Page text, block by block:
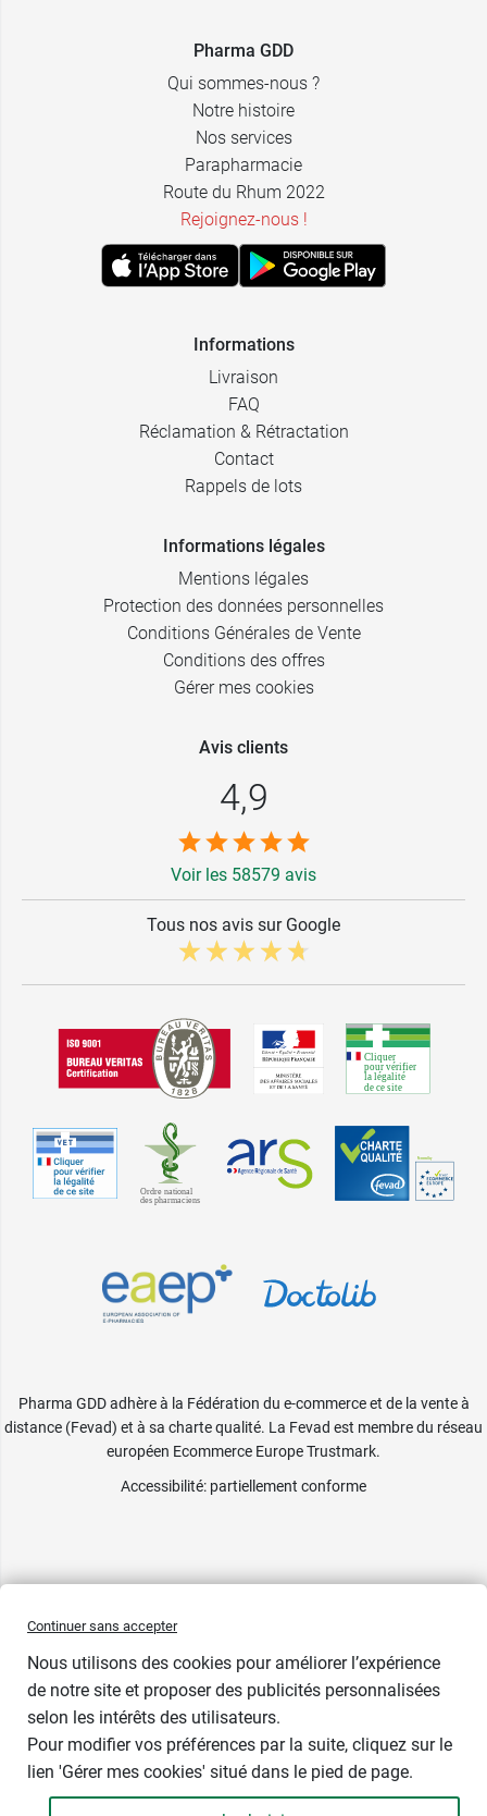
Prix bas
Pharma GDD
Qui sommes-nous ?
Notre histoire
Nos services
Parapharmacie
Route du Rhum 2022
Rejoignez-nous !
Informations
Livraison
FAQ
Réclamation & Rétractation
Contact
Rappels de lots
Informations légales
Mentions légales
Protection des données personnelles
Conditions Générales de Vente
Conditions des offres
Gérer mes cookies
Avis clients
4,9
Voir les 58579 avis
Tous nos avis sur Google
Pharma GDD adhère à la Fédération du e-commerce et de la vente à
distance (Fevad) et à sa charte qualité. La Fevad est membre du réseau
européen Ecommerce Europe Trustmark.
Accessibilité: partiellement conforme
Continuer sans accepter
Nous utilisons des cookies pour améliorer l’expérience
de notre site et proposer des publicités personnalisées
selon les intérêts des utilisateurs.
Pour modifier vos préférences par la suite, cliquez sur le
lien 'Gérer mes cookies' situé dans le pied de page.